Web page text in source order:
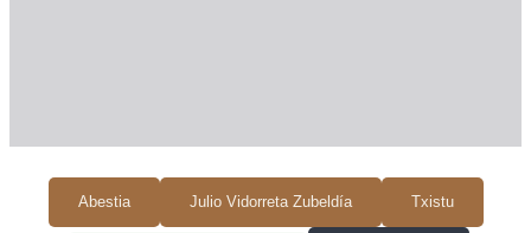
Abestia Julio Vidorreta Zubeldía Txistu